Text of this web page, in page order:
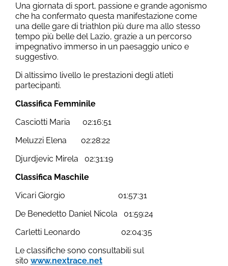
Una giornata di sport, passione e grande agonismo
che ha confermato questa manifestazione come
una delle gare di triathlon più dure ma allo stesso
tempo più belle del Lazio, grazie a un percorso
impegnativo immerso in un paesaggio unico e
suggestivo.
Di altissimo livello le prestazioni degli atleti
partecipanti.
Classifica Femminile
Casciotti Maria 02:16:51
Meluzzi Elena 02:28:22
Djurdjevic Mirela 02:31:19
Classifica Maschile
Vicari Giorgio 01:57:31
De Benedetto Daniel Nicola 01:59:24
Carletti Leonardo 02:04:35
Le classifiche sono consultabili sul
sito www.nextrace.net